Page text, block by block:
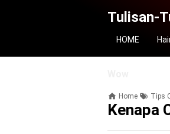
Tulisan-
HOME
Home Tips
Kenapa